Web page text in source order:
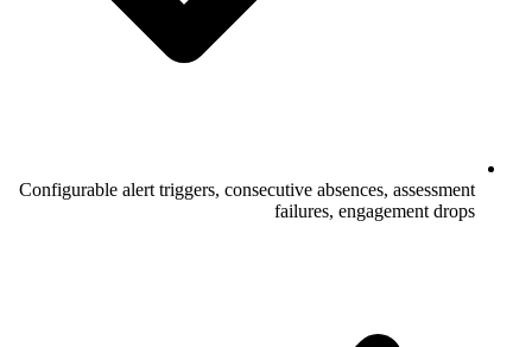
Configurable alert triggers, consecutive absences, assessment
failures, engagement drops